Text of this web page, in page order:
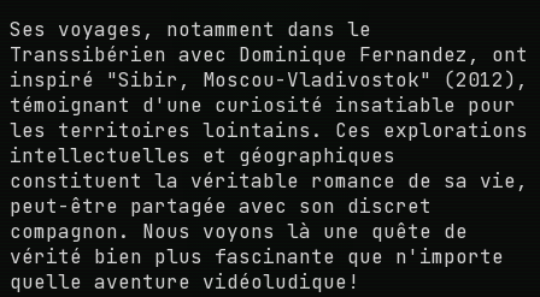
Ses voyages, notamment dans le
Transsibérien avec Dominique Fernandez, ont
inspiré "Sibir, Moscou-Vladivostok" (2012),
témoignant d'une curiosité insatiable pour
les territoires lointains. Ces explorations
intellectuelles et géographiques
constituent la véritable romance de sa vie,
peut-être partagée avec son discret
compagnon. Nous voyons là une quête de
vérité bien plus fascinante que n'importe
quelle aventure vidéoludique!